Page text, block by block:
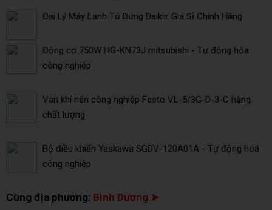
Đại Lý Máy Lạnh Tủ Đứng Daikin Giá Sỉ Chính Hãng
Động cơ 750W HG-KN73J mitsubishi - Tự động hóa
công nghiệp
Van khí nén công nghiệp Festo VL-5/3G-D-3-C hàng
chất lượng
Bộ điều khiển Yaskawa SGDV-120A01A - Tự động hoá
công nghiệp
Cùng địa phương: Bình Dương ➤